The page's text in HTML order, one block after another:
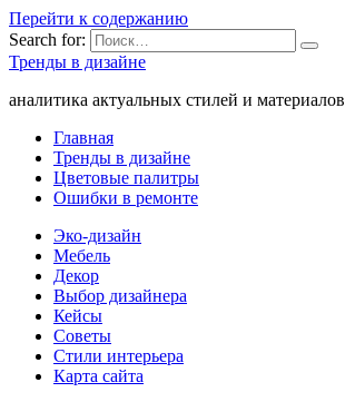
Перейти к содержанию
Search for:
Тренды в дизайне
аналитика актуальных стилей и материалов
Главная
Тренды в дизайне
Цветовые палитры
Ошибки в ремонте
Эко-дизайн
Мебель
Декор
Выбор дизайнера
Кейсы
Советы
Стили интерьера
Карта сайта